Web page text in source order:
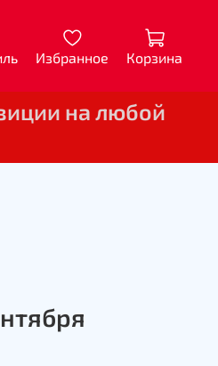
Избранное Корзина
на любой